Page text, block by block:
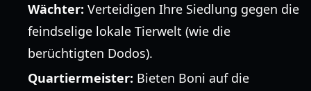
Wächter: Verteidigen Ihre Siedlung gegen die
feindselige lokale Tierwelt (wie die
berüchtigten Dodos).
Quartiermeister: Bieten Boni auf die